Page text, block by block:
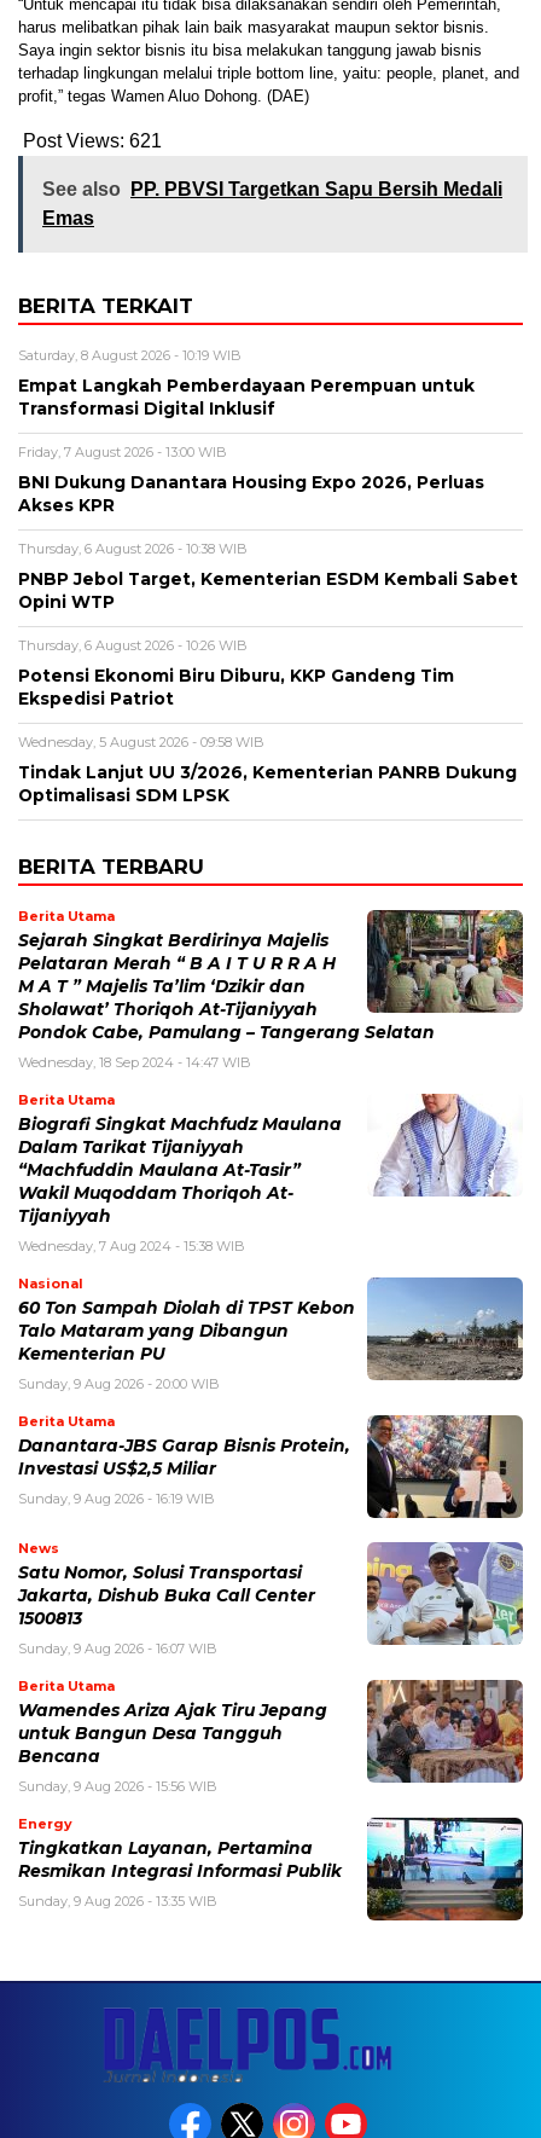
“Untuk mencapai itu tidak bisa dilaksanakan sendiri oleh Pemerintah,
harus melibatkan pihak lain baik masyarakat maupun sektor bisnis.
Saya ingin sektor bisnis itu bisa melakukan tanggung jawab bisnis
terhadap lingkungan melalui triple bottom line, yaitu: people, planet, and
profit,” tegas Wamen Aluo Dohong. (DAE)
Post Views: 621
See also
PP. PBVSI Targetkan Sapu Bersih Medali
Emas
BERITA TERKAIT
Saturday, 8 August 2026 - 10:19 WIB
Empat Langkah Pemberdayaan Perempuan untuk
Transformasi Digital Inklusif
Friday, 7 August 2026 - 13:00 WIB
BNI Dukung Danantara Housing Expo 2026, Perluas
Akses KPR
Thursday, 6 August 2026 - 10:38 WIB
PNBP Jebol Target, Kementerian ESDM Kembali Sabet
Opini WTP
Thursday, 6 August 2026 - 10:26 WIB
Potensi Ekonomi Biru Diburu, KKP Gandeng Tim
Ekspedisi Patriot
Wednesday, 5 August 2026 - 09:58 WIB
Tindak Lanjut UU 3/2026, Kementerian PANRB Dukung
Optimalisasi SDM LPSK
BERITA TERBARU
Berita Utama
Sejarah Singkat Berdirinya Majelis
Pelataran Merah “ B A I T U R R A H
M A T ” Majelis Ta’lim ‘Dzikir dan
Sholawat’ Thoriqoh At-Tijaniyyah
Pondok Cabe, Pamulang – Tangerang Selatan
Wednesday, 18 Sep 2024 - 14:47 WIB
Berita Utama
Biografi Singkat Machfudz Maulana
Dalam Tarikat Tijaniyyah
“Machfuddin Maulana At-Tasir”
Wakil Muqoddam Thoriqoh At-
Tijaniyyah
Wednesday, 7 Aug 2024 - 15:38 WIB
Nasional
60 Ton Sampah Diolah di TPST Kebon
Talo Mataram yang Dibangun
Kementerian PU
Sunday, 9 Aug 2026 - 20:00 WIB
Berita Utama
Danantara-JBS Garap Bisnis Protein,
Investasi US$2,5 Miliar
Sunday, 9 Aug 2026 - 16:19 WIB
News
Satu Nomor, Solusi Transportasi
Jakarta, Dishub Buka Call Center
1500813
Sunday, 9 Aug 2026 - 16:07 WIB
Berita Utama
Wamendes Ariza Ajak Tiru Jepang
untuk Bangun Desa Tangguh
Bencana
Sunday, 9 Aug 2026 - 15:56 WIB
Energy
Tingkatkan Layanan, Pertamina
Resmikan Integrasi Informasi Publik
Sunday, 9 Aug 2026 - 13:35 WIB